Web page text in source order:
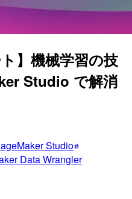
】機械学習の技
Studio で解消
Studio
Data Wrangler